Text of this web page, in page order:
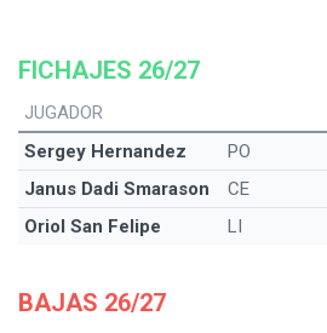
FICHAJES 26/27
JUGADOR
Sergey Hernandez
PO
Janus Dadi Smarason
CE
Oriol San Felipe
LI
BAJAS 26/27